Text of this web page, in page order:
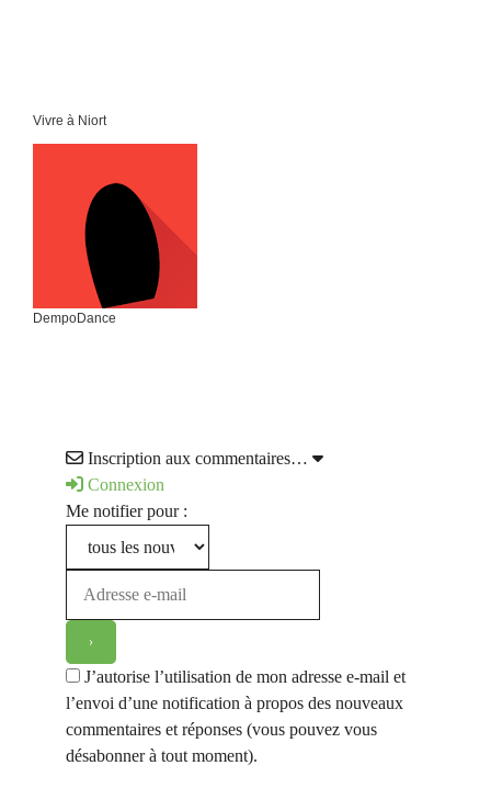
Vivre à Niort
DempoDance
Inscription aux commentaires…
Connexion
Me notifier pour :
J’autorise l’utilisation de mon adresse e-mail et
l’envoi d’une notification à propos des nouveaux
commentaires et réponses (vous pouvez vous
désabonner à tout moment).